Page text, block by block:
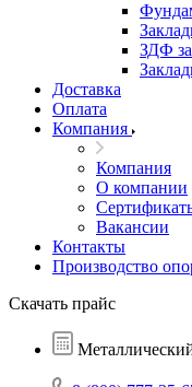
ЗДФ
Доставка
Оплата
Компания
Компания
О компании
Вакансии
Контакты
Производство
Скачать прайс